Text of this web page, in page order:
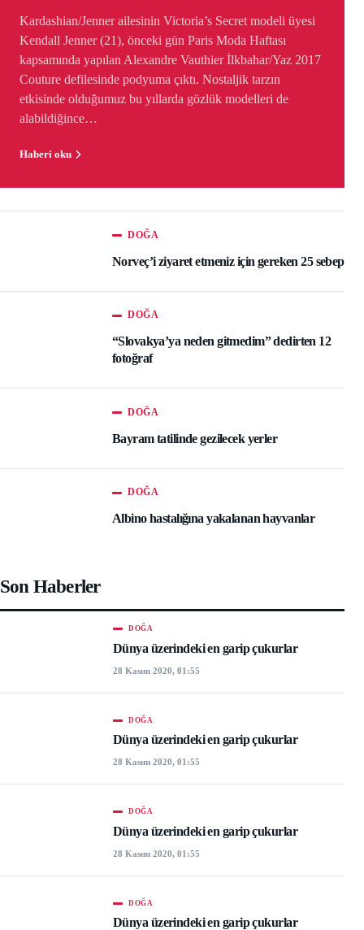
Kardashian/Jenner ailesinin Victoria’s Secret modeli üyesi
Kendall Jenner (21), önceki gün Paris Moda Haftası
kapsamında yapılan Alexandre Vauthier İlkbahar/Yaz 2017
Couture defilesinde podyuma çıktı. Nostaljik tarzın
etkisinde olduğumuz bu yıllarda gözlük modelleri de
alabildiğince…
Haberi oku
DOĞA
Norveç’i ziyaret etmeniz için gereken 25 sebep
DOĞA
“Slovakya’ya neden gitmedim” dedirten 12
fotoğraf
DOĞA
Bayram tatilinde gezilecek yerler
DOĞA
Albino hastalığına yakalanan hayvanlar
Son Haberler
DOĞA
Dünya üzerindeki en garip çukurlar
28 Kasım 2020, 01:55
DOĞA
Dünya üzerindeki en garip çukurlar
28 Kasım 2020, 01:55
DOĞA
Dünya üzerindeki en garip çukurlar
28 Kasım 2020, 01:55
DOĞA
Dünya üzerindeki en garip çukurlar